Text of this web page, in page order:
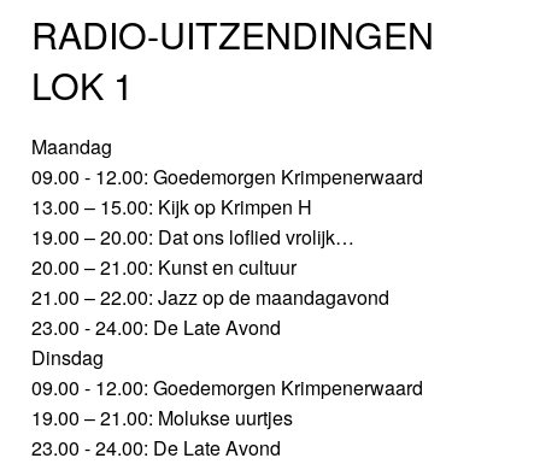
RADIO-UITZENDINGEN
LOK 1
Maandag
09.00 - 12.00: Goedemorgen Krimpenerwaard
13.00 – 15.00: Kijk op Krimpen H
19.00 – 20.00: Dat ons loflied vrolijk…
20.00 – 21.00: Kunst en cultuur
21.00 – 22.00: Jazz op de maandagavond
23.00 - 24.00: De Late Avond
Dinsdag
09.00 - 12.00: Goedemorgen Krimpenerwaard
19.00 – 21.00: Molukse uurtjes
23.00 - 24.00: De Late Avond